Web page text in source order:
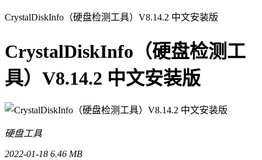
CrystalDiskInfo（硬盘检测工具）V8.14.2 中文安装版
CrystalDiskInfo（硬盘检测工
具）V8.14.2 中文安装版
硬盘工具
2022-01-18 6.46 MB